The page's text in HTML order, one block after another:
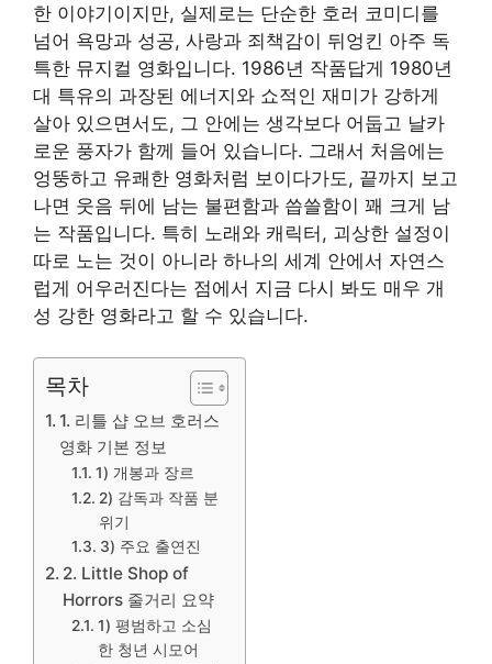
한 이야기이지만, 실제로는 단순한 호러 코미디를
넘어 욕망과 성공, 사랑과 죄책감이 뒤엉킨 아주 독
특한 뮤지컬 영화입니다. 1986년 작품답게 1980년
대 특유의 과장된 에너지와 쇼적인 재미가 강하게
살아 있으면서도, 그 안에는 생각보다 어둡고 날카
로운 풍자가 함께 들어 있습니다. 그래서 처음에는
엉뚱하고 유쾌한 영화처럼 보이다가도, 끝까지 보고
나면 웃음 뒤에 남는 불편함과 씁쓸함이 꽤 크게 남
는 작품입니다. 특히 노래와 캐릭터, 괴상한 설정이
따로 노는 것이 아니라 하나의 세계 안에서 자연스
럽게 어우러진다는 점에서 지금 다시 봐도 매우 개
성 강한 영화라고 할 수 있습니다.
목차
1. 리틀 샵 오브 호러스
영화 기본 정보
1) 개봉과 장르
2) 감독과 작품 분
위기
3) 주요 출연진
2. Little Shop of
Horrors 줄거리 요약
1) 평범하고 소심
한 청년 시모어